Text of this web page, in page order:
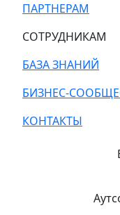
ПАРТНЕРАМ
СОТРУДНИКАМ
БАЗА ЗНАНИЙ
БИЗНЕС-
КОНТАКТЫ